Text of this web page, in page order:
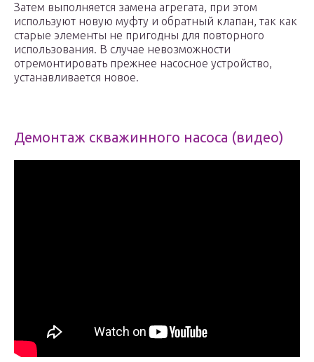
Затем выполняется замена агрегата, при этом
используют новую муфту и обратный клапан, так как
старые элементы не пригодны для повторного
использования. В случае невозможности
отремонтировать прежнее насосное устройство,
устанавливается новое.
Демонтаж скважинного насоса (видео)